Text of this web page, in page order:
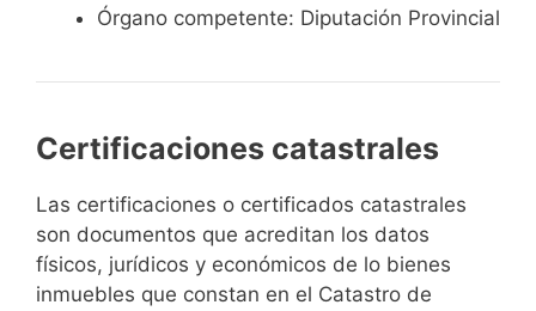
Órgano competente: Diputación Provincial
Certificaciones catastrales
Las certificaciones o certificados catastrales
son documentos que acreditan los datos
físicos, jurídicos y económicos de lo bienes
inmuebles que constan en el Catastro de